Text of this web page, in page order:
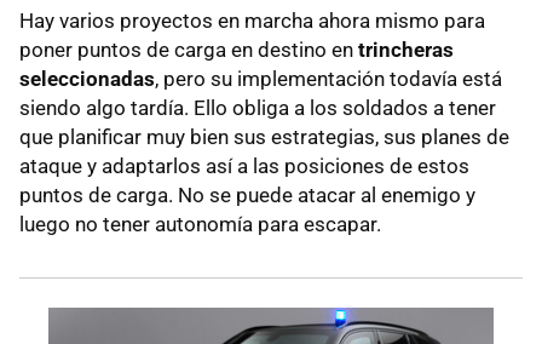
Hay varios proyectos en marcha ahora mismo para
poner puntos de carga en destino en trincheras
seleccionadas, pero su implementación todavía está
siendo algo tardía. Ello obliga a los soldados a tener
que planificar muy bien sus estrategias, sus planes de
ataque y adaptarlos así a las posiciones de estos
puntos de carga. No se puede atacar al enemigo y
luego no tener autonomía para escapar.